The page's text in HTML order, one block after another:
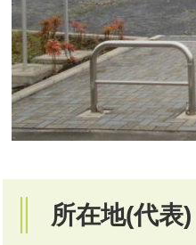
所在地(代表)